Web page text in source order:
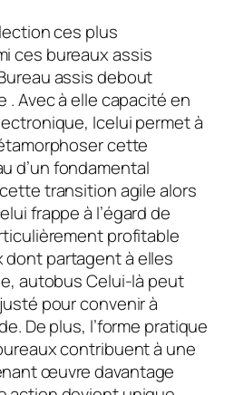
ces plus
ces bureaux assis
assis debout
. Avec à elle capacité en
Icelui permet à
cette
d’un fondamental
transition agile alors
frappe à l’égard de
profitable
partagent à elles
autobus Celui-là peut
pour convenir à
De plus, l’forme pratique
contribuent à une
œuvre davantage